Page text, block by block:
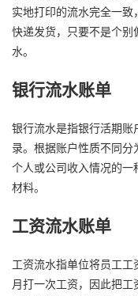
实地打印的流水完全一
快递发货，只要不是个
水。
银行流水账单
银行流水是指银行活期
录。根据账户性质不同
个人或公司收入情况的
材料。
工资流水账单
工资流水指单位将员工
月打一次工资，因此把